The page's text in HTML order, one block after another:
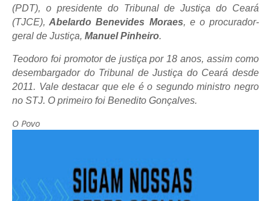
(PDT), o presidente do Tribunal de Justiça do Ceará
(TJCE), Abelardo Benevides Moraes, e o procurador-
geral de Justiça, Manuel Pinheiro.
Teodoro foi promotor de justiça por 18 anos, assim como
desembargador do Tribunal de Justiça do Ceará desde
2011. Vale destacar que ele é o segundo ministro negro
no STJ. O primeiro foi Benedito Gonçalves.
O Povo